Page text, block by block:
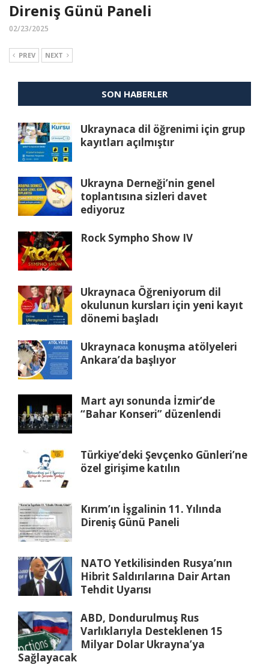
Direniş Günü Paneli
02/23/2025
PREV NEXT
SON HABERLER
Ukraynaca dil öğrenimi için grup
kayıtları açılmıştır
Ukrayna Derneği’nin genel
toplantısına sizleri davet
ediyoruz
Rock Sympho Show IV
Ukraynaca Öğreniyorum dil
okulunun kursları için yeni kayıt
dönemi başladı
Ukraynaca konuşma atölyeleri
Ankara’da başlıyor
Mart ayı sonunda İzmir’de
“Bahar Konseri” düzenlendi
Türkiye’deki Şevçenko Günleri’ne
özel girişime katılın
Kırım’ın İşgalinin 11. Yılında
Direniş Günü Paneli
NATO Yetkilisinden Rusya’nın
Hibrit Saldırılarına Dair Artan
Tehdit Uyarısı
ABD, Dondurulmuş Rus
Varlıklarıyla Desteklenen 15
Milyar Dolar Ukrayna’ya
Sağlayacak